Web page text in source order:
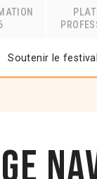
Soutenir le festival